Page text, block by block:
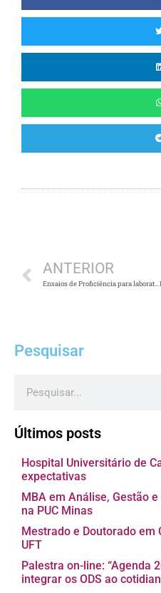
ANTERIOR
Ensaios de Proficiência para laboratórios
Pesquisar
Últimos posts
Hospital Universitário de
expectativas
MBA em Análise, Gestão
na PUC Minas
Mestrado e Doutorado em
UFT
Palestra on-line: “Agenda
integrar os ODS ao